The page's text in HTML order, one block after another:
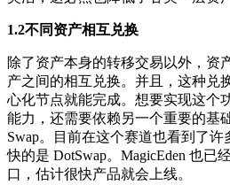
1.2不同资产相互兑换
除了资产本身的转移交易以外，资
产之间的相互兑换。并且，这种兑
心化节点就能完成。想要实现这个
能力，还需要依赖另一个重要的基
Swap。目前在这个赛道也看到了
快的是 DotSwap。MagicEden 也已
口，估计很快产品就会上线。